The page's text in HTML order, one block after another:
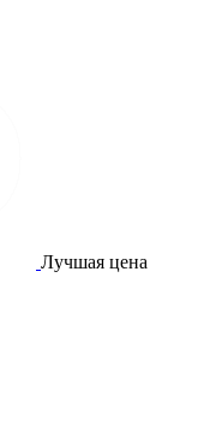
Лучшая цена